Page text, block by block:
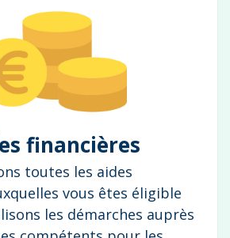
financières
toutes les aides
vous êtes éligible
les démarches auprès